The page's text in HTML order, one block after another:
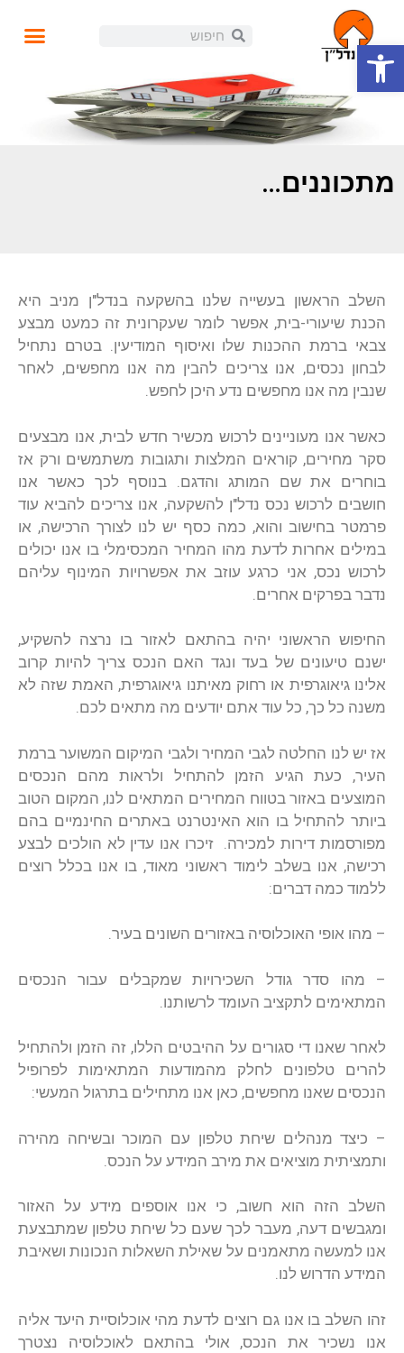
מתכוננים…
השלב הראשון בעשייה שלנו בהשקעה בנדל"ן מניב היא
הכנת שיעורי-בית, אפשר לומר שעקרונית זה כמעט מבצע
צבאי ברמת ההכנות שלו ואיסוף המודיעין. בטרם נתחיל
לבחון נכסים, אנו צריכים להבין מה אנו מחפשים, לאחר
שנבין מה אנו מחפשים נדע היכן לחפש.
כאשר אנו מעוניינים לרכוש מכשיר חדש לבית, אנו מבצעים
סקר מחירים, קוראים המלצות ותגובות משתמשים ורק אז
בוחרים את שם המותג והדגם. בנוסף לכך כאשר אנו
חושבים לרכוש נכס נדל"ן להשקעה, אנו צריכים להביא עוד
פרמטר בחישוב והוא, כמה כסף יש לנו לצורך הרכישה, או
במילים אחרות לדעת מהו המחיר המכסימלי בו אנו יכולים
לרכוש נכס, אני כרגע עוזב את אפשרויות המינוף עליהם
נדבר בפרקים אחרים.
החיפוש הראשוני יהיה בהתאם לאזור בו נרצה להשקיע,
ישנם טיעונים של בעד ונגד האם הנכס צריך להיות קרוב
אלינו גיאוגרפית או רחוק מאיתנו גיאוגרפית, האמת שזה לא
משנה כל כך, כל עוד אתם יודעים מה מתאים לכם.
אז יש לנו החלטה לגבי המחיר ולגבי המיקום המשוער ברמת
העיר, כעת הגיע הזמן להתחיל ולראות מהם הנכסים
המוצעים באזור בטווח המחירים המתאים לנו, המקום הטוב
ביותר להתחיל בו הוא האינטרנט באתרים החינמיים בהם
מפורסמות דירות למכירה. זיכרו אנו עדין לא הולכים לבצע
רכישה, אנו בשלב לימוד ראשוני מאוד, בו אנו בכלל רוצים
ללמוד כמה דברים:
– מהו אופי האוכלוסיה באזורים השונים בעיר.
– מהו סדר גודל השכירויות שמקבלים עבור הנכסים
המתאימים לתקציב העומד לרשותנו.
לאחר שאנו די סגורים על ההיבטים הללו, זה הזמן ולהתחיל
להרים טלפונים לחלק מהמודעות המתאימות לפרופיל
הנכסים שאנו מחפשים, כאן אנו מתחילים בתרגול המעשי:
– כיצד מנהלים שיחת טלפון עם המוכר ובשיחה מהירה
ותמציתית מוציאים את מירב המידע על הנכס.
השלב הזה הוא חשוב, כי אנו אוספים מידע על האזור
ומגבשים דעה, מעבר לכך שעם כל שיחת טלפון שמתבצעת
אנו למעשה מתאמנים על שאילת השאלות הנכונות ושאיבת
המידע הדרוש לנו.
זהו השלב בו אנו גם רוצים לדעת מהי אוכלוסיית היעד אליה
אנו נשכיר את הנכס, אולי בהתאם לאוכלוסיה נצטרך
פתח סרגל נגישות